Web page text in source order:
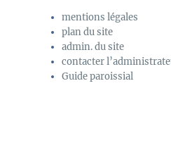
mentions légales
plan du site
admin. du site
contacter
Guide paroissial